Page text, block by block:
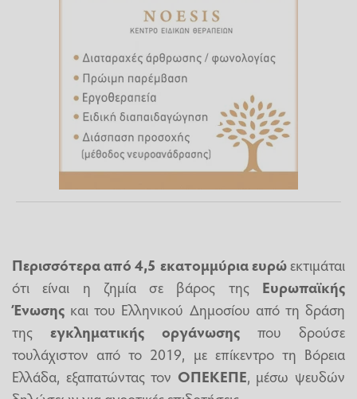
Περισσότερα από 4,5 εκατομμύρια ευρώεκτιμάται
ότι είναι η ζημία σε βάρος της Ευρωπαϊκής
Ένωσης και του Ελληνικού Δημοσίου από τη δράση
της εγκληματικής οργάνωσης που δρούσε
τουλάχιστον από το 2019, με επίκεντρο τη Βόρεια
Ελλάδα, εξαπατώντας τον ΟΠΕΚΕΠΕ, μέσω ψευδών